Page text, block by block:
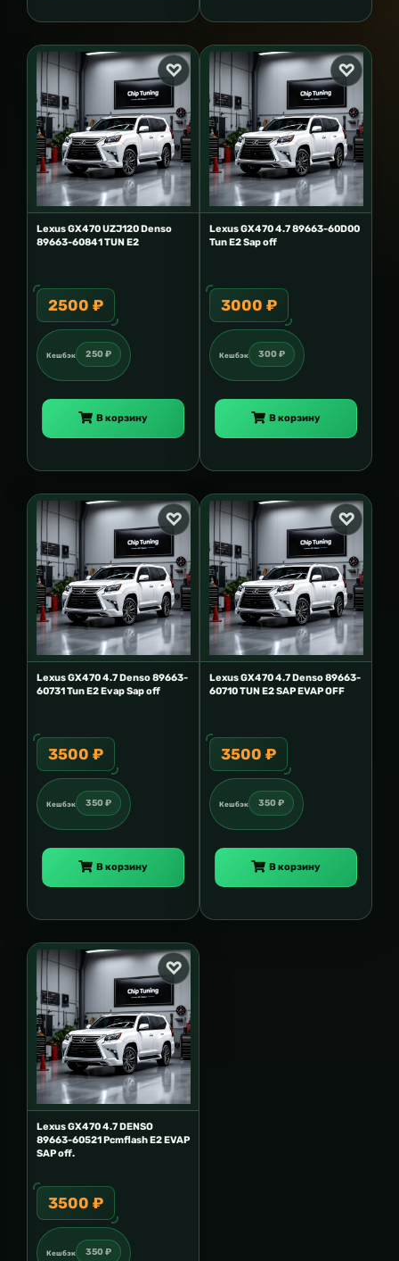
Lexus GX470 UZJ120 Denso
89663-60841 TUN E2
2500 ₽
Кешбэк 250 ₽
В корзину
Lexus GX470 4.7 89663-60D00
Tun E2 Sap off
3000 ₽
Кешбэк 300 ₽
В корзину
Lexus GX470 4.7 Denso 89663-
60731 Tun E2 Evap Sap off
3500 ₽
Кешбэк 350 ₽
В корзину
Lexus GX470 4.7 Denso 89663-
60710 TUN E2 SAP EVAP OFF
3500 ₽
Кешбэк 350 ₽
В корзину
Lexus GX470 4.7 DENSO
89663-60521 Pcmflash E2 EVAP
SAP off.
3500 ₽
Кешбэк 350 ₽